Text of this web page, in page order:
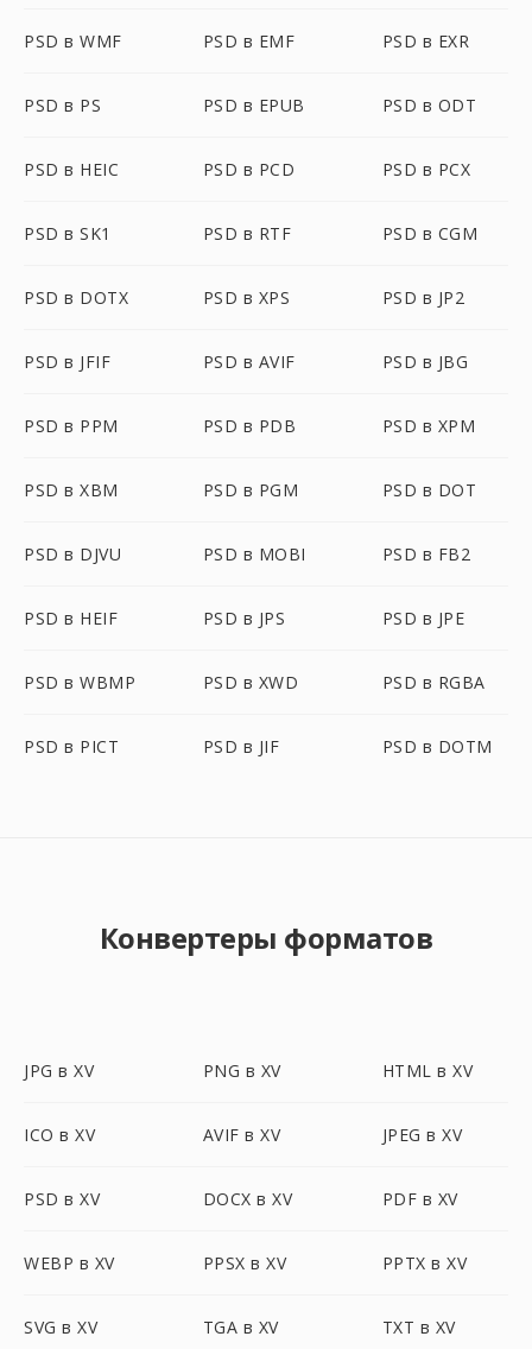
PSD в WMF PSD в EMF PSD в EXR
PSD в PS PSD в EPUB PSD в ODT
PSD в HEIC PSD в PCD PSD в PCX
PSD в SK1 PSD в RTF PSD в CGM
PSD в DOTX PSD в XPS PSD в JP2
PSD в JFIF PSD в AVIF PSD в JBG
PSD в PPM PSD в PDB PSD в XPM
PSD в XBM PSD в PGM PSD в DOT
PSD в DJVU PSD в MOBI PSD в FB2
PSD в HEIF PSD в JPS PSD в JPE
PSD в WBMP PSD в XWD PSD в RGBA
PSD в PICT PSD в JIF PSD в DOTM
Конвертеры форматов
JPG в XV PNG в XV HTML в XV
ICO в XV AVIF в XV JPEG в XV
PSD в XV DOCX в XV PDF в XV
WEBP в XV PPSX в XV PPTX в XV
SVG в XV TGA в XV TXT в XV